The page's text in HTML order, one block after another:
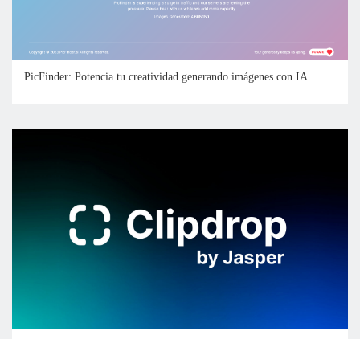
PicFinder: Potencia tu creatividad generando imágenes con IA